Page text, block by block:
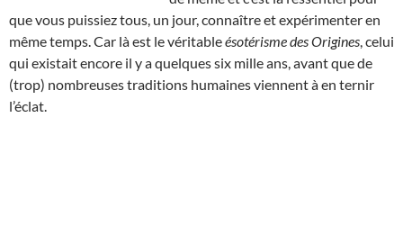
que vous puissiez tous, un jour, connaître et expérimenter en
même temps. Car là est le véritableésotérisme des Origines , celui
qui existait encore il y a quelques six mille ans, avant que de
(trop) nombreuses traditions humaines viennent à en ternir
l’éclat.